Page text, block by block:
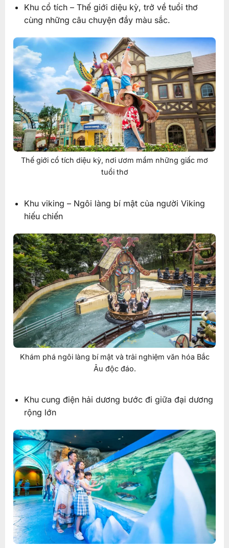
Khu cổ tích – Thế giới diệu kỳ, trở về tuổi thơ
cùng những câu chuyện đầy màu sắc.
Thế giới cổ tích diệu kỳ, nơi ươm mầm những giấc mơ
tuổi thơ
Khu viking – Ngôi làng bí mật của người Viking
hiếu chiến
Khám phá ngôi làng bí mật và trải nghiệm văn hóa Bắc
Âu độc đáo.
Khu cung điện hải dương bước đi giữa đại dương
rộng lớn